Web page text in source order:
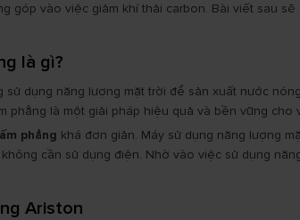
góp vào việc giảm khí thải carbon. Bài viết sau
là gì?
sử dụng năng lượng mặt trời để sản xuất nước
phẳng là một giải pháp hiệu quả và bền vững
phẳng khá đơn giản. Máy sử dụng năng lượng
cần sử dụng điện. Nhờ vào việc sử dụng
Ariston